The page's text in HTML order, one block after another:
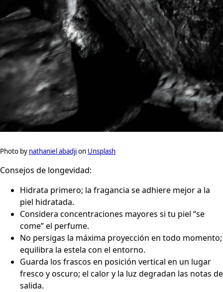
Photo by nathaniel abadjion Unsplash
Consejos de longevidad:
Hidrata primero; la fragancia se adhiere mejor a la
piel hidratada.
Considera concentraciones mayores si tu piel “se
come” el perfume.
No persigas la máxima proyección en todo momento;
equilibra la estela con el entorno.
Guarda los frascos en posición vertical en un lugar
fresco y oscuro; el calor y la luz degradan las notas de
salida.